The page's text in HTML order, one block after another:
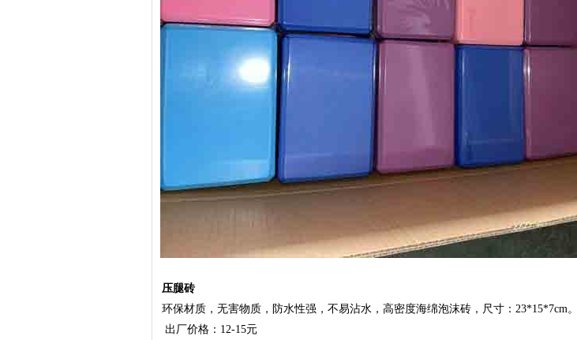
压腿砖
环保材质，无害物质，防水性强，不易沾水，高密度海绵泡沫砖，尺寸：23*15*7cm。
出厂价格：12-15元